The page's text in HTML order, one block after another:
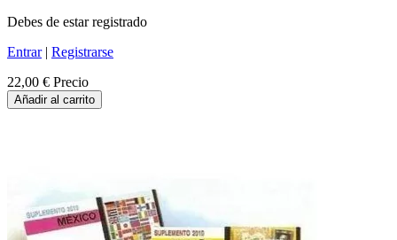
Debes de estar registrado
Entrar| Registrarse
22,00 € Precio
Añadir al carrito